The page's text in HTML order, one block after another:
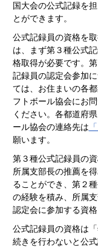
国大会の公式記録を担
とができます。
公式記録員の資格を
は、まず第３種公式
格取得が必要です。
記録員の認定会参加
ては、お住まいの各
フトボール協会にお
ください。各都道府
ール協会の連絡先は
願います。
第３種公式記録員の
所属支部長の推薦を
ることができ、第２
の経験を積み、所属
認定会に参加する資
公式記録員の資格は
続きを行わないと公